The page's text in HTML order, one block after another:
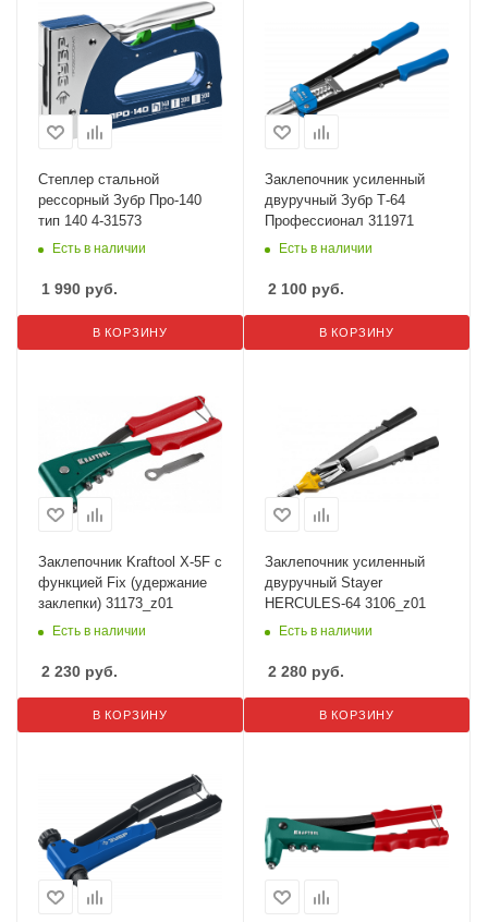
Степлер стальной
рессорный Зубр Про-140
тип 140 4-31573
Есть в наличии
1 990 руб.
В КОРЗИНУ
Заклепочник усиленный
двуручный Зубр Т-64
Профессионал 311971
Есть в наличии
2 100 руб.
В КОРЗИНУ
Заклепочник Kraftool X-5F с
функцией Fix (удержание
заклепки) 31173_z01
Есть в наличии
2 230 руб.
В КОРЗИНУ
Заклепочник усиленный
двуручный Stayer
HERCULES-64 3106_z01
Есть в наличии
2 280 руб.
В КОРЗИНУ